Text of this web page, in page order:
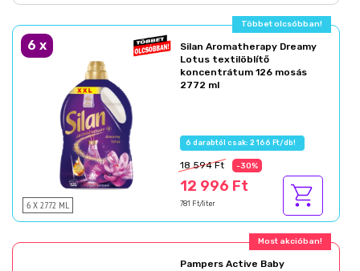
Többet olcsóbban!
6 x
6 X 2772 ML
Silan Aromatherapy Dreamy
Lotus textilöblítő
koncentrátum 126 mosás
2772 ml
6 darabtól csak: 2 166 Ft/db!
18 594 Ft -30%
12 996 Ft
781 Ft/liter
Ajándék akció!
Pampers Active Baby